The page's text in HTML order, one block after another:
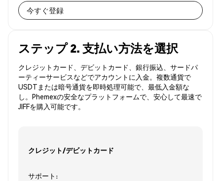
今すぐ登録
ステップ 2. 支払い方法を選択
クレジットカード、デビットカード、銀行振込、サードパ
ーティーサービスなどでアカウントに入金。複数通貨で
USDTまたは暗号通貨を即時処理可能で、最低入金額な
し。Phemexの安全なプラットフォームで、安心して最速で
JIFFを購入可能です。
クレジット/デビットカード
サポート: